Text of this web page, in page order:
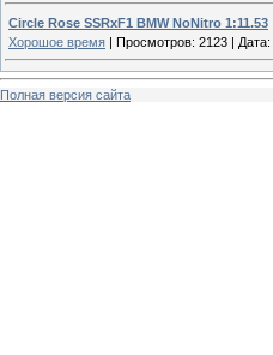
Circle Rose SSRxF1 BMW NoNitro 1:11.53
Хорошое время | Просмотров: 2123 | Дата:
Полная версия сайта